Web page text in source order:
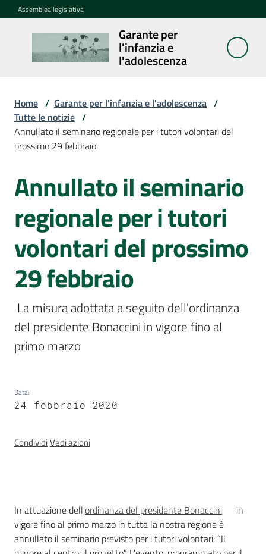
Vai al contenuto
Vai alla navigazione
Vai al footer
Assemblea legislativa
Garante per
l'infanzia e
l'adolescenza
Garante per
l'infanzia e
l'adolescenza
Cosa
fa
Agenda
Assemblea
dei
ragazzi
e
delle
ragazze
Per i media
Home / Garante per l'infanzia e l'adolescenza /
Tutte le notizie /
Annullato il seminario regionale per i tutori volontari del
prossimo 29 febbraio
Salta al contenuto
Annullato il seminario
regionale per i tutori
volontari del prossimo
29 febbraio
del presidente Bonaccini in vigore fino al
primo marzo
Data:
24 febbraio 2020
CondividiVedi azioni
Introduzione
In attuazione dell'ordinanza del presidente Bonaccini
in
vigore fino al primo marzo in tutta la nostra regione è
annullato il seminario previsto per i tutori volontari: “Il